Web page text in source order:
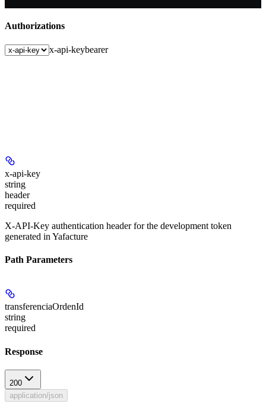
Authorizations
x-api-keybearer
x-api-key
string
header
required
X-API-Key authentication header for the development token
generated in Yafacture
Path Parameters
transferenciaOrdenId
string
required
Response
200
application/json